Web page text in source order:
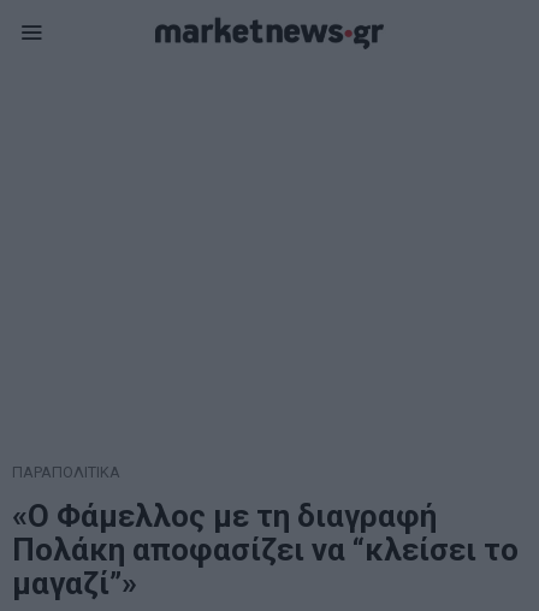
ΠΑΡΑΠΟΛΙΤΙΚΑ
«Ο Φάμελλος με τη διαγραφή
Πολάκη αποφασίζει να “κλείσει το
μαγαζί”»